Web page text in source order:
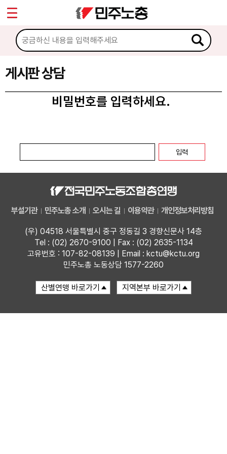
게시판 상담
비밀번호를 입력하세요.
부설기관 민주노총 소개 오시는 길 이용약관 개인정보처리방침
(우) 04518 서울특별시 중구 정동길 3 경향신문사 14층
Tel : (02) 2670-9100 | Fax : (02) 2635-1134
고유번호 : 107-82-08139 | Email : kctu@kctu.org
민주노총 노동상담 1577-2260
마이페이지
소개
소식
권리찾기수첩 검색
바로보기
찾아보기
노동조합 가입 안내
전국 노동상담소 안내